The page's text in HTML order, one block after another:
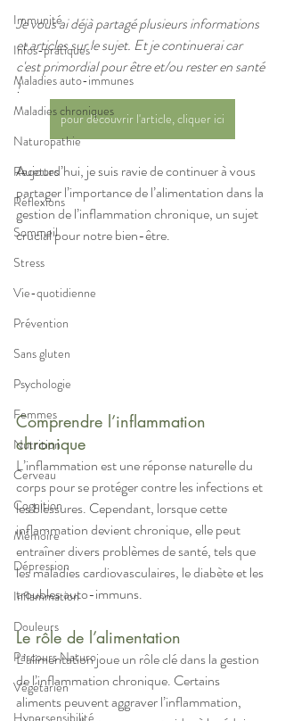
Immunité
Infos-pratiques
Maladies auto-immunes
Maladies chroniques
Naturopathie
Recettes
Réflexions
Sommeil
Stress
Vie-quotidienne
Prévention
Sans gluten
Psychologie
Femmes
Nutrition
Cerveau
Cognition
Mémoire
Dépression
Inflammation
Douleurs
Parcours Naturo
Végétarien
Je vous ai déjà partagé plusieurs informations
et articles sur le sujet. Et je continuerai car
c'est primordial pour être et/ou rester en santé
!
pour découvrir l'article, cliquer ici
Aujourd’hui, je suis ravie de continuer à vous
partager l’importance de l’alimentation dans la
gestion de l’inflammation chronique, un sujet
crucial pour notre bien-être.
Comprendre l’inflammation
chronique
L’inflammation est une réponse naturelle du
corps pour se protéger contre les infections et
les blessures. Cependant, lorsque cette
inflammation devient chronique, elle peut
entraîner divers problèmes de santé, tels que
les maladies cardiovasculaires, le diabète et les
troubles auto-immuns.
Le rôle de l’alimentation
L’alimentation joue un rôle clé dans la gestion
de l’inflammation chronique. Certains
aliments peuvent aggraver l’inflammation,